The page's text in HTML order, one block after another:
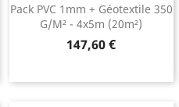
Pack PVC 1mm + Géotextile 350
G/m² - 4x5m (20m²)
Prix
147,60 €